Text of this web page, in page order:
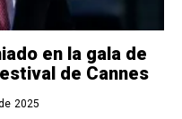
en la gala de
de Cannes
2025